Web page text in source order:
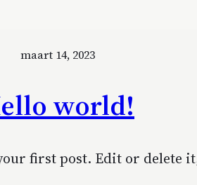
maart 14, 2023
world!
first post. Edit or delete